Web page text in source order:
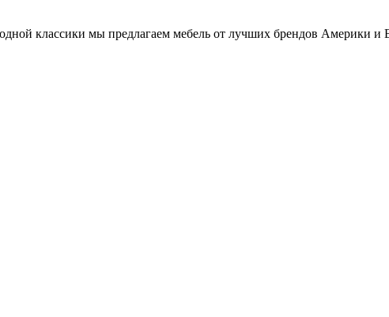
классики мы предлагаем мебель от лучших брендов Америки и